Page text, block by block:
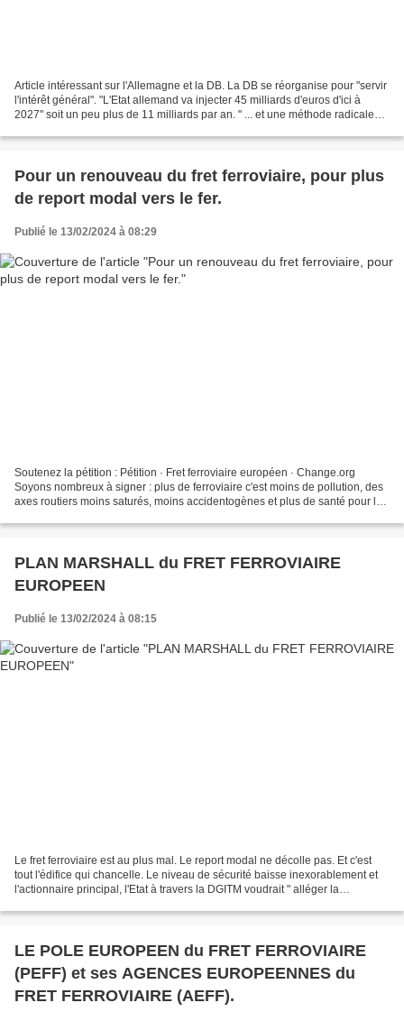
Article intéressant sur l'Allemagne et la DB. La DB se réorganise pour "servir
l'intérêt général". "L'Etat allemand va injecter 45 milliards d'euros d'ici à
2027" soit un peu plus de 11 milliards par an. " ... et une méthode radicale
Pour un renouveau du fret ferroviaire, pour plus
de report modal vers le fer.
Publié le 13/02/2024 à 08:29
Soutenez la pétition : Pétition · Fret ferroviaire européen · Change.org
Soyons nombreux à signer : plus de ferroviaire c'est moins de pollution, des
axes routiers moins saturés, moins accidentogènes et plus de santé pour la
PLAN MARSHALL du FRET FERROVIAIRE
EUROPEEN
Publié le 13/02/2024 à 08:15
Le fret ferroviaire est au plus mal. Le report modal ne décolle pas. Et c'est
tout l'édifice qui chancelle. Le niveau de sécurité baisse inexorablement et
l'actionnaire principal, l'Etat à travers la DGITM voudrait " alléger la
LE POLE EUROPEEN du FRET FERROVIAIRE
(PEFF) et ses AGENCES EUROPEENNES du
FRET FERROVIAIRE (AEFF).